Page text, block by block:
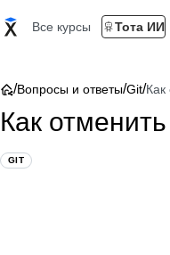
Все курсы Тота ИИ
/Вопросы и ответы/Git/Как
Как
GIT